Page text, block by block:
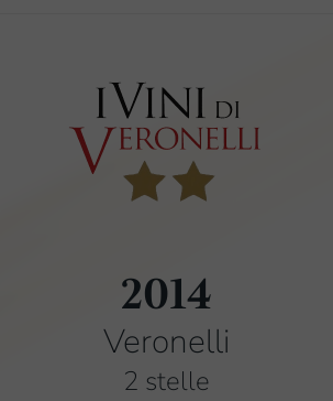
2014
Veronelli
2 stelle